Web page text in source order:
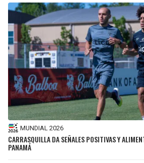
MUNDIAL 2026
CARRASQUILLA DA SEÑALES POSITIVAS Y
PANAMÁ